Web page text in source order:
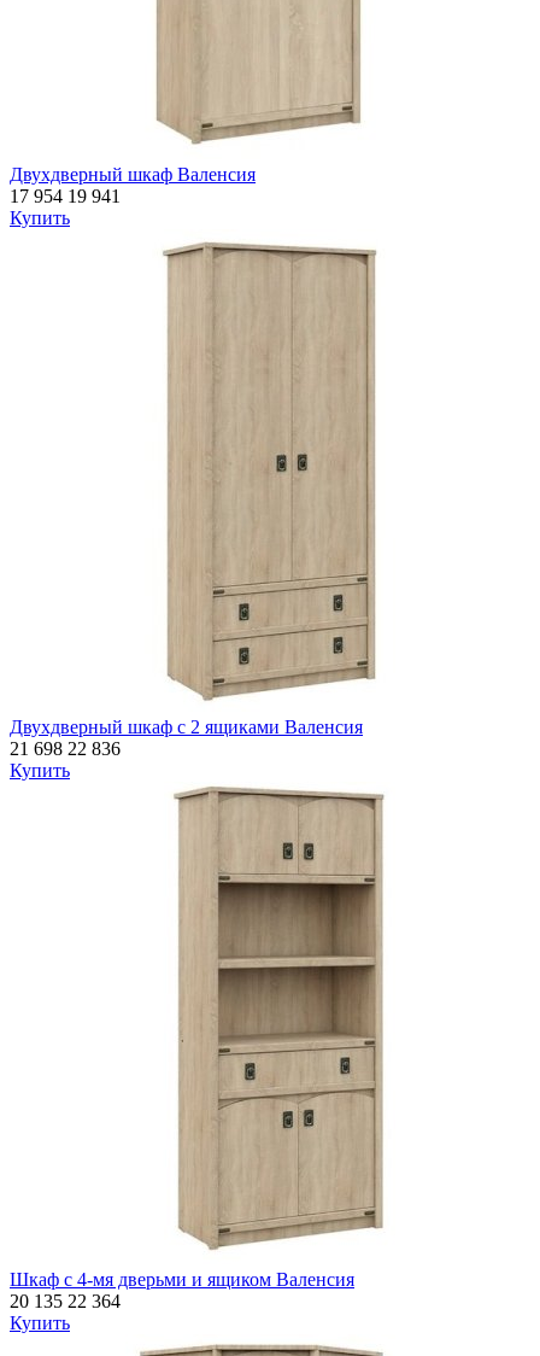
Двухдверный шкаф Валенсия
17 954 19 941
Купить
Двухдверный шкаф с 2 ящиками Валенсия
21 698 22 836
Купить
Шкаф с 4-мя дверьми и ящиком Валенсия
20 135 22 364
Купить